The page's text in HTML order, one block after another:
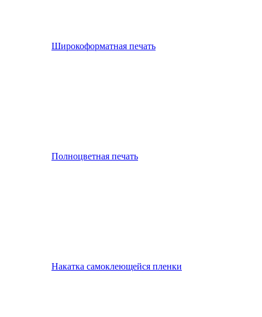
Широкоформатная печать
Полноцветная печать
Накатка самоклеющейся пленки